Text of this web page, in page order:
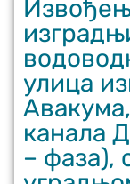
улица
канала
– фаза),